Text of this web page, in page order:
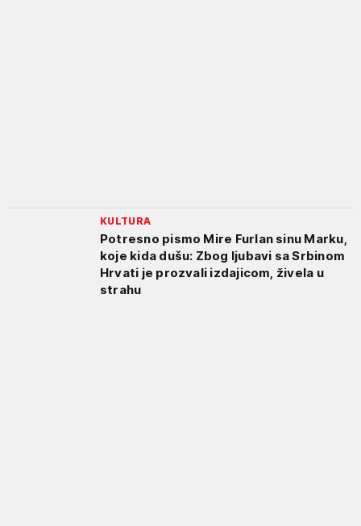
KULTURA
Potresno pismo Mire Furlan sinu Marku,
koje kida dušu: Zbog ljubavi sa Srbinom
Hrvati je prozvali izdajicom, živela u
strahu